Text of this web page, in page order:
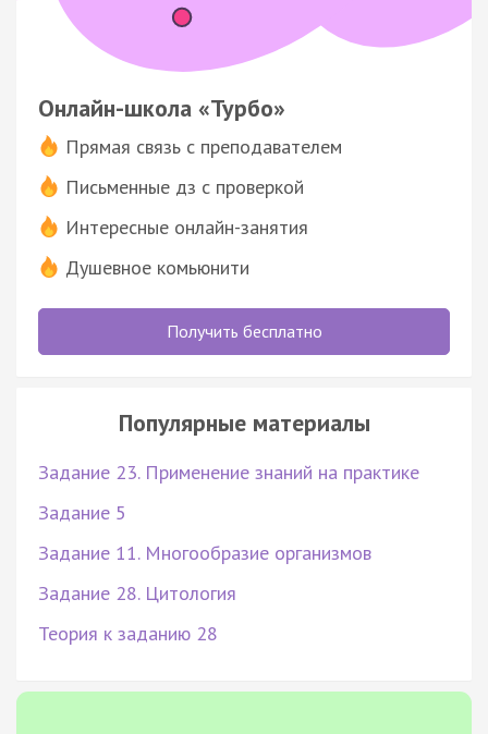
Онлайн-школа «Турбо»
Прямая связь с преподавателем
Письменные дз с проверкой
Интересные онлайн-занятия
Душевное комьюнити
Получить бесплатно
Популярные материалы
Задание 23. Применение знаний на практике
Задание 5
Задание 11. Многообразие организмов
Задание 28. Цитология
Теория к заданию 28